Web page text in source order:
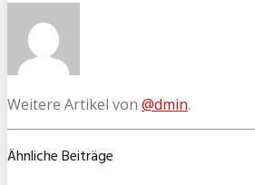
Weitere Artikel von @dmin.
Ähnliche Beiträge